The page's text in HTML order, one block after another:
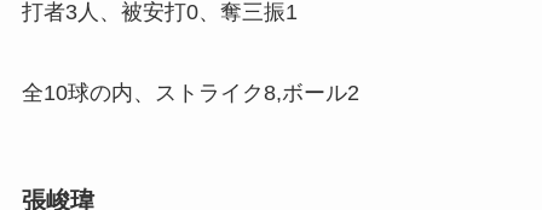
打者3人、被安打0、奪三振1
全10球の内、ストライク8,ボール2
張峻瑋